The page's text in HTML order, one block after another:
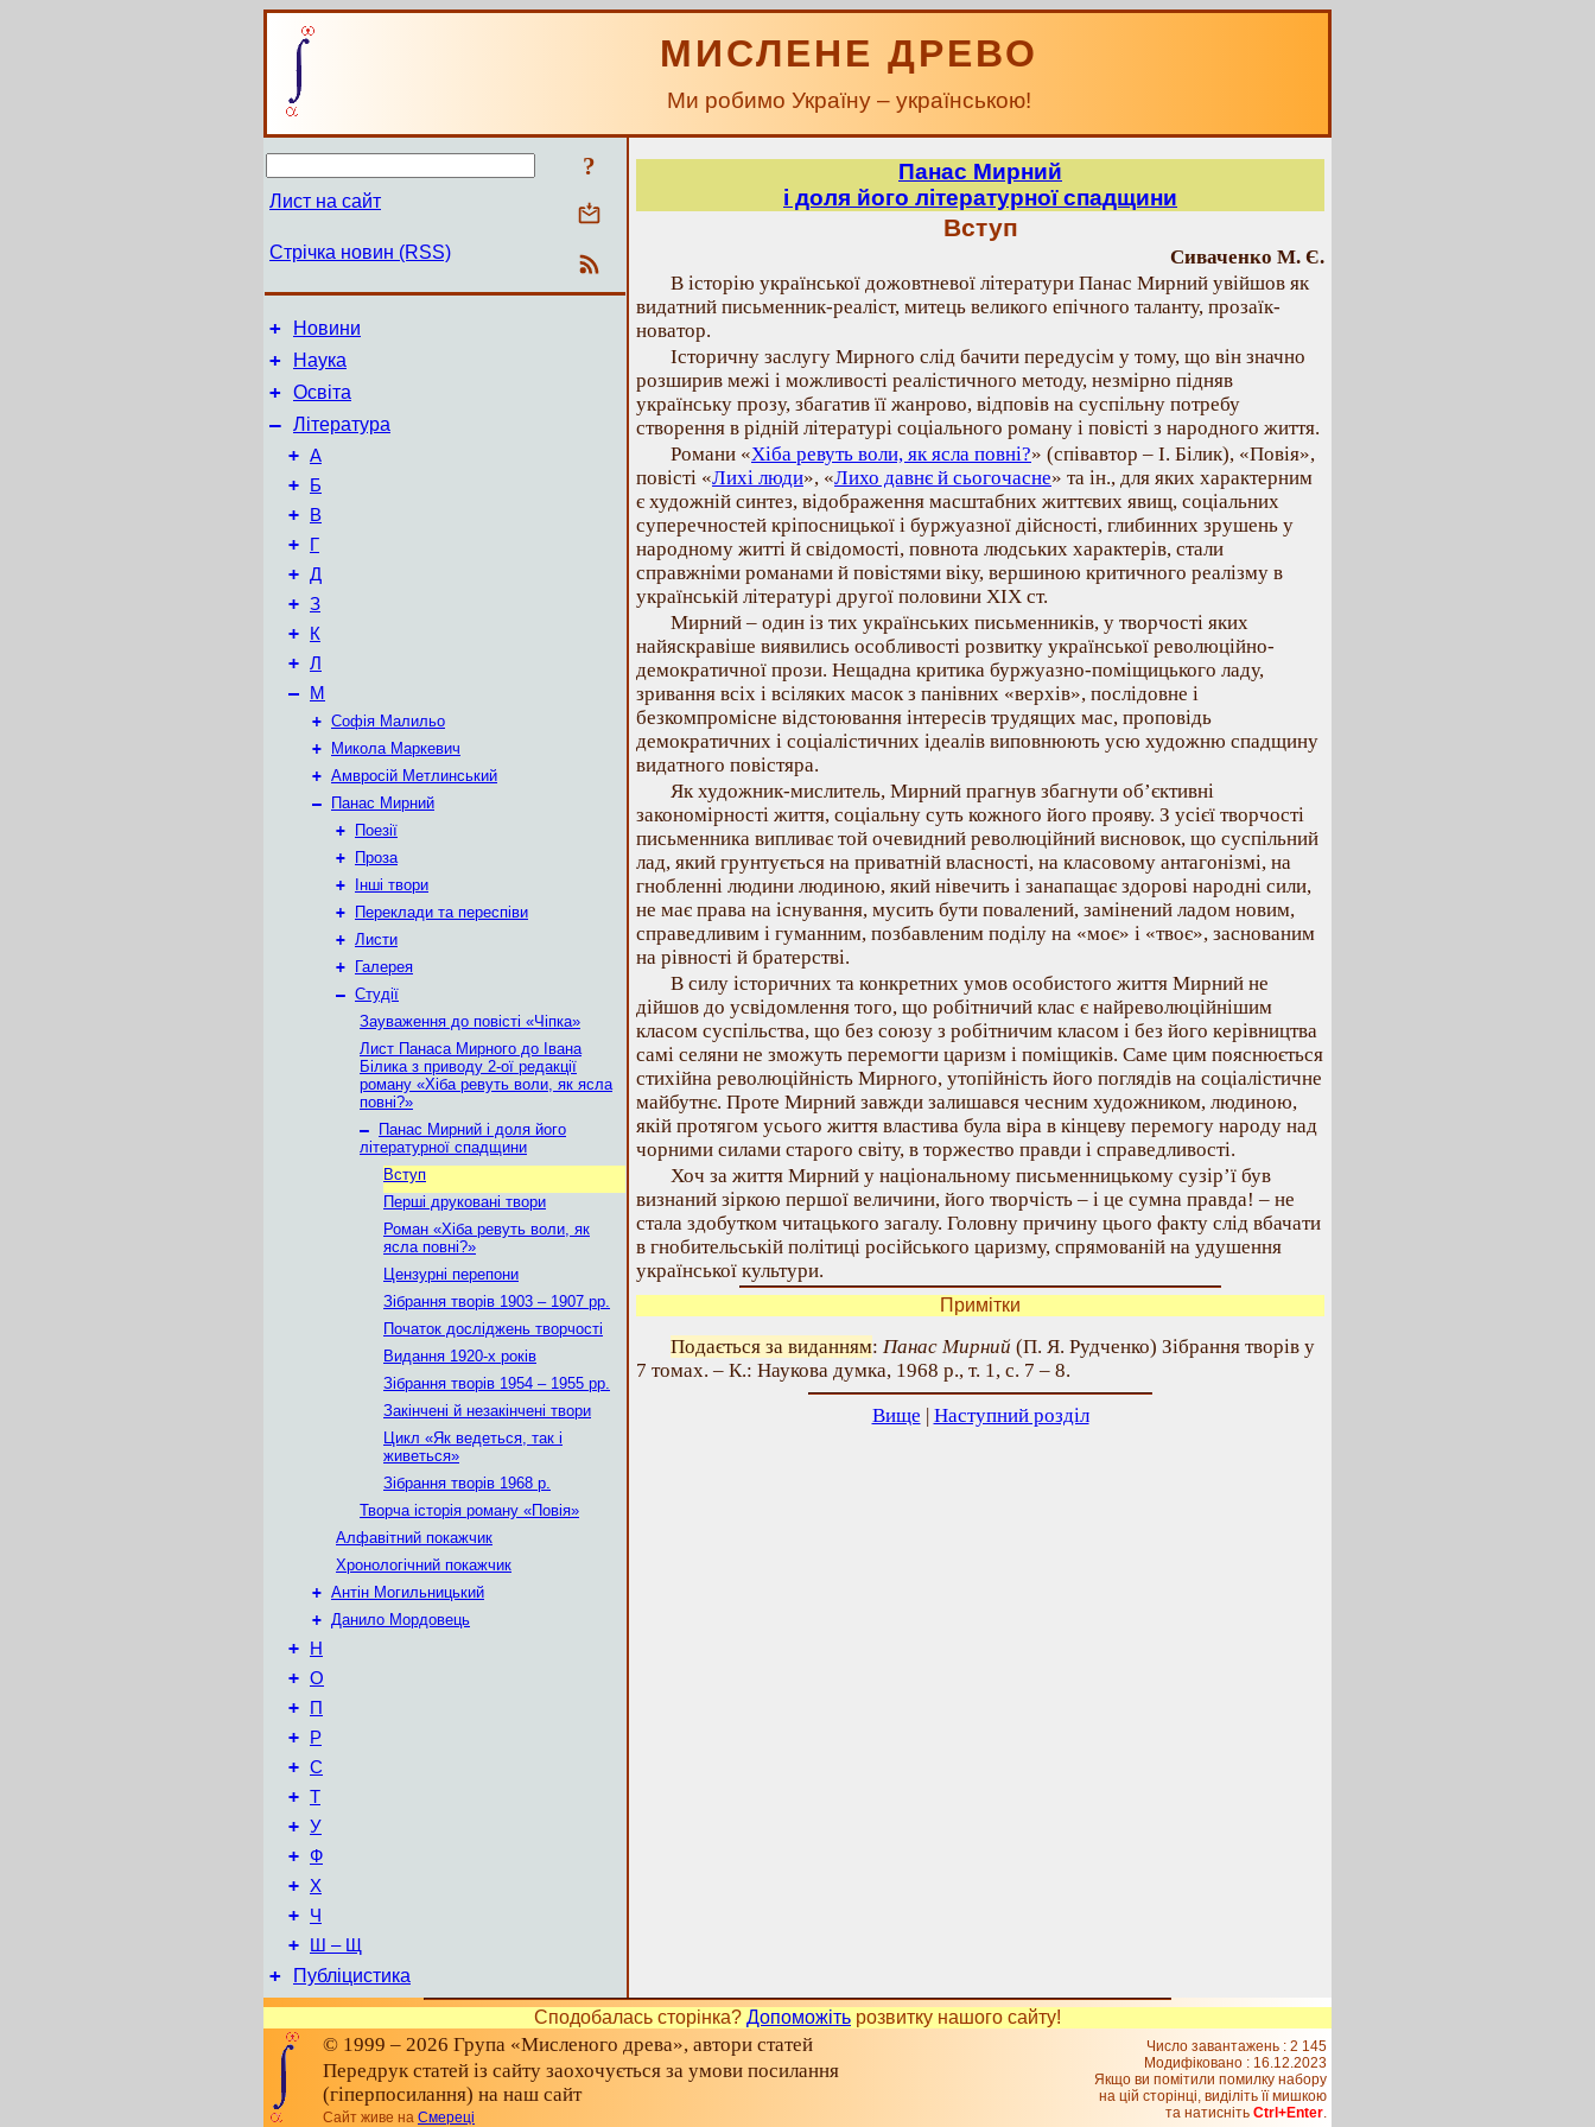
МИСЛЕНЕ ДРЕВО
Ми робимо Україну – українською!
?
Лист на сайт
Стрічка новин (RSS)
+ Новини
+ Наука
+ Освіта
– Література
+ А
+ Б
+ В
+ Г
+ Д
+ З
+ К
+ Л
– М
+ Софія Малильо
+
Микола Маркевич
+ Амвросій Метлинський
–
Панас Мирний
+
Поезії
+
Проза
+
Інші твори
+
Переклади та переспіви
+ Листи
+
Галерея
– Студії
Зауваження до повісті «Чіпка»
Лист Панаса Мирного до Івана
Білика з приводу 2-ої редакції
роману «Хіба ревуть воли, як ясла
повні?»
–
Панас Мирний і доля його
літературної спадщини
Вступ
Перші друковані твори
Роман «Хіба ревуть воли, як
ясла повні?»
Цензурні перепони
Зібрання творів 1903 – 1907 рр.
Початок досліджень творчості
Видання 1920-х років
Зібрання творів 1954 – 1955 рр.
Закінчені й незакінчені твори
Цикл «Як ведеться, так і
живеться»
Зібрання творів 1968 р.
Творча історія роману «Повія»
Алфавітний покажчик
Хронологічний покажчик
+ Антін Могильницький
+ Данило Мордовець
+ Н
+ О
+ П
+ Р
+ С
+ Т
+ У
+ Ф
+ Х
+ Ч
+ Ш – Щ
+ Публіцистика
Панас Мирний
і доля його літературної спадщини
Вступ
Сиваченко М. Є.
В історію української дожовтневої літератури Панас Мирний увійшов як
видатний письменник-реаліст, митець великого епічного таланту, прозаїк-
новатор.
Історичну заслугу Мирного слід бачити передусім у тому, що він значно
розширив межі і можливості реалістичного методу, незмірно підняв
українську прозу, збагатив її жанрово, відповів на суспільну потребу
створення в рідній літературі соціального роману і повісті з народного життя.
Романи «Хіба ревуть воли, як ясла повні?» (співавтор – І. Білик), «Повія»,
повісті «Лихі люди», «Лихо давнє й сьогочасне» та ін., для яких характерним
є художній синтез, відображення масштабних життєвих явищ, соціальних
суперечностей кріпосницької і буржуазної дійсності, глибинних зрушень у
народному житті й свідомості, повнота людських характерів, стали
справжніми романами й повістями віку, вершиною критичного реалізму в
українській літературі другої половини XIX ст.
Мирний – один із тих українських письменників, у творчості яких
найяскравіше виявились особливості розвитку української революційно-
демократичної прози. Нещадна критика буржуазно-поміщицького ладу,
зривання всіх і всіляких масок з панівних «верхів», послідовне і
безкомпромісне відстоювання інтересів трудящих мас, проповідь
демократичних і соціалістичних ідеалів виповнюють усю художню спадщину
видатного повістяра.
Як художник-мислитель, Мирний прагнув збагнути об’єктивні
закономірності життя, соціальну суть кожного його прояву. З усієї творчості
письменника випливає той очевидний революційний висновок, що суспільний
лад, який грунтується на приватній власності, на класовому антагонізмі, на
гнобленні людини людиною, який нівечить і занапащає здорові народні сили,
не має права на існування, мусить бути повалений, замінений ладом новим,
справедливим і гуманним, позбавленим поділу на «моє» і «твоє», заснованим
на рівності й братерстві.
В силу історичних та конкретних умов особистого життя Мирний не
дійшов до усвідомлення того, що робітничий клас є найреволюційнішим
класом суспільства, що без союзу з робітничим класом і без його керівництва
самі селяни не зможуть перемогти царизм і поміщиків. Саме цим пояснюється
стихійна революційність Мирного, утопійність його поглядів на соціалістичне
майбутнє. Проте Мирний завжди залишався чесним художником, людиною,
якій протягом усього життя властива була віра в кінцеву перемогу народу над
чорними силами старого світу, в торжество правди і справедливості.
Хоч за життя Мирний у національному письменницькому сузір’ї був
визнаний зіркою першої величини, його творчість – і це сумна правда! – не
стала здобутком читацького загалу. Головну причину цього факту слід вбачати
в гнобительській політиці російського царизму, спрямованій на удушення
української культури.
Примітки
Подається за виданням: Панас Мирний (П. Я. Рудченко) Зібрання творів у
7 томах. – К.: Наукова думка, 1968 р., т. 1, с. 7 – 8.
Вище | Наступний розділ
Сподобалась сторінка? Допоможіть розвитку нашого сайту!
© 1999 – 2026 Група «Мисленого древа», автори статей
Передрук статей із сайту заохочується за умови посилання
(гіперпосилання) на наш сайт
Сайт живе на Смереці
Число завантажень : 2 145
Модифіковано : 16.12.2023
Якщо ви помітили помилку набору
на цiй сторiнцi, видiлiть її мишкою
та натисніть Ctrl+Enter.